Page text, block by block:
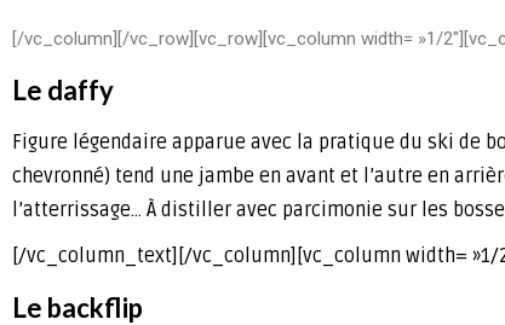
[/vc_column][/vc_row][vc_row][vc_column width= »1/
Le daffy
Figure légendaire apparue avec la pratique du ski de
chevronné) tend une jambe en avant et l’autre en
l’atterrissage… À distiller avec parcimonie sur les
[/vc_column_text][/vc_column][vc_column width= »1/
Le backflip